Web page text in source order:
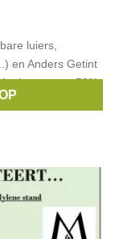
luiers,
en Anders Getint
van -50%